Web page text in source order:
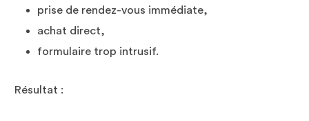
prise de rendez-vous immédiate,
achat direct,
formulaire trop intrusif.
Résultat :